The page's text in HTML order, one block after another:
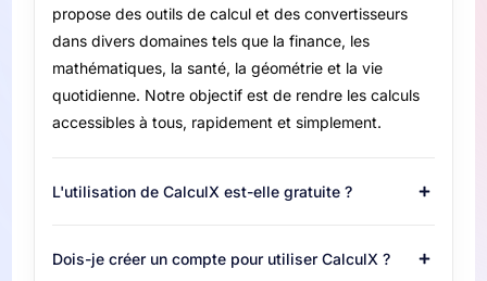
propose des outils de calcul et des convertisseurs
dans divers domaines tels que la finance, les
mathématiques, la santé, la géométrie et la vie
quotidienne. Notre objectif est de rendre les calculs
accessibles à tous, rapidement et simplement.
L'utilisation de CalculX est-elle gratuite ?
Dois-je créer un compte pour utiliser CalculX ?